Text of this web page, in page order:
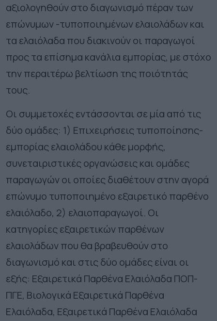
αξιολογηθούν στο διαγωνισμό πέραν των
επώνυμων -τυποποιημένων ελαιολάδων και
τα ελαιόλαδα που διακινούν οι παραγωγοί
προς τα επίσημα κανάλια εμπορίας, με στόχο
την περαιτέρω βελτίωση της ποιότητάς
τους.
Οι συμμετοχές εντάσσονται σε μία από τις
δύο ομάδες: 1) Επιχειρήσεις τυποποίησης-
εμπορίας ελαιολάδου κάθε μορφής,
συνεταιριστικές οργανώσεις και ομάδες
παραγωγών οι οποίες διαθέτουν στην αγορά
επώνυμο τυποποιημένο εξαιρετικό παρθένο
ελαιόλαδο, 2) ελαιοπαραγωγοί. Οι
κατηγορίες εξαιρετικών παρθένων
ελαιολάδων που θα βραβευθούν στο
διαγωνισμό και στις δύο ομάδες είναι οι
εξής: Εξαιρετικά Παρθένα Ελαιόλαδα ΠΟΠ-
ΠΓΕ, Βιολογικά Εξαιρετικά Παρθένα
Ελαιόλαδα, Εξαιρετικά Παρθένα Ελαιόλαδα